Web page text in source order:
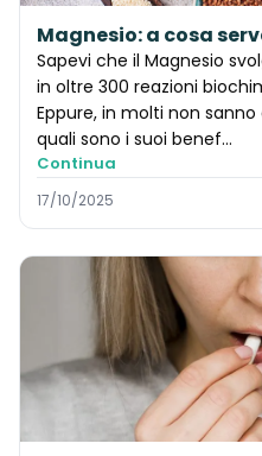
Magnesio: a cosa
Sapevi che il Magnesio
in oltre 300 reazioni
Eppure, in molti non
quali sono i suoi benef…
Continua
17/10/2025